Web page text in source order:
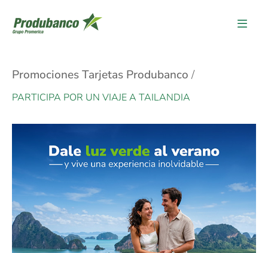
Promociones Tarjetas Produbanco
PARTICIPA POR UN VIAJE A TAILANDIA